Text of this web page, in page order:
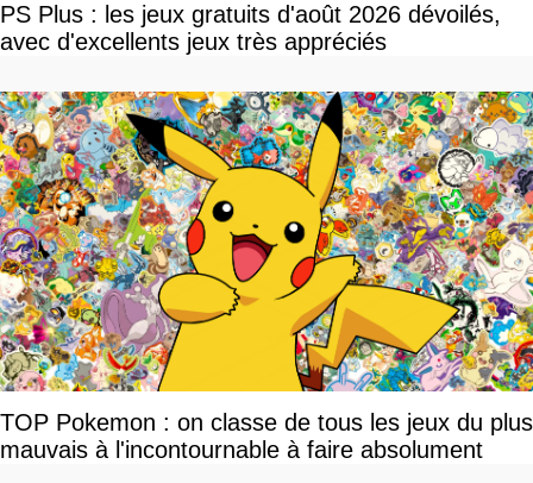
PS Plus : les jeux gratuits d'août 2026 dévoilés,
avec d'excellents jeux très appréciés
TOP Pokemon : on classe de tous les jeux du plus
mauvais à l'incontournable à faire absolument